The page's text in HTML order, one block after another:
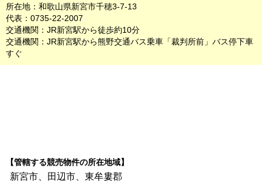
所在地：和歌山県新宮市千穂3-7-13
代表：0735-22-2007
交通機関：JR新宮駅から徒歩約10分
交通機関：JR新宮駅から熊野交通バス乗車「裁判所前」バス停下車
すぐ
【管轄する競売物件の所在地域】
新宮市、田辺市、東牟婁郡